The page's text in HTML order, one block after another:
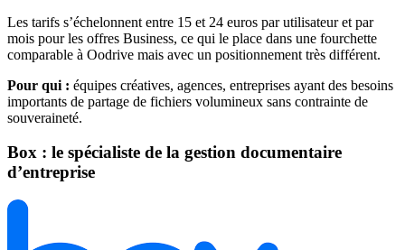
Les tarifs s’échelonnent entre 15 et 24 euros par utilisateur et par
mois pour les offres Business, ce qui le place dans une fourchette
comparable à Oodrive mais avec un positionnement très différent.
Pour qui : équipes créatives, agences, entreprises ayant des besoins
importants de partage de fichiers volumineux sans contrainte de
souveraineté.
Box : le spécialiste de la gestion documentaire
d’entreprise